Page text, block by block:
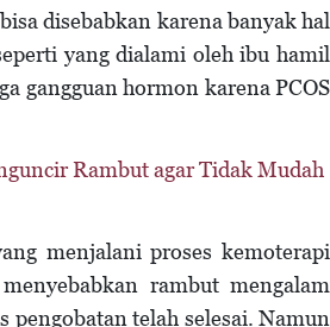
disebabkan karena banyak
yang dialami oleh ibu
gangguan hormon karena
Rambut agar Tidak Mudah
menjalani proses
rambut
telah selesai.